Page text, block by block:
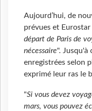
Aujourd’hui, de
prévues et Eurostar
départ de Paris de
nécessaire".
enregistrées selon
exprimé leur ras le
"Si vous devez
mars, vous pouvez